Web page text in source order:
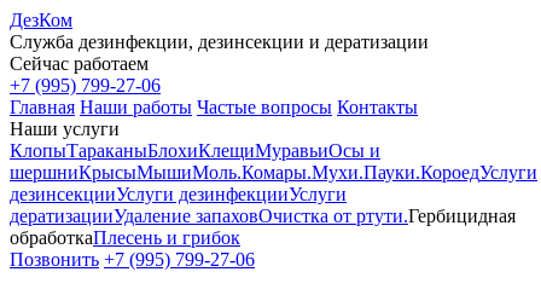
ДезКом
Служба дезинфекции, дезинсекции и дератизации
Сейчас работаем
+7 (995) 799-27-06
Главная Наши работы Частые вопросы Контакты
Наши услуги
КлопыТараканыБлохиКлещиМуравьиОсы и
шершниКрысыМышиМоль.Комары.Мухи.Пауки.КороедУслуги
дезинсекцииУслуги дезинфекцииУслуги
дератизацииУдаление запаховОчистка от ртути.Гербицидная
обработкаПлесень и грибок
Позвонить +7 (995) 799-27-06